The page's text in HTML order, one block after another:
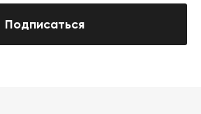
Подписаться